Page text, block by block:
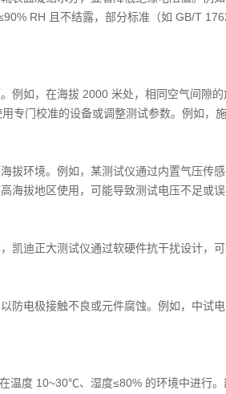
RH 且不结露，部分标准（如 GB/T
例如，在海拔 2000 米处，相同空气间隙
专门校准的设备或调整测试参数。例如，
拔环境。例如，某测试仪通过内置气压传
海拔地区使用，可能导致测试电压不足或误
凯迪正大测试仪通过软硬件抗干扰设计，
防电极接触不良或元件腐蚀。例如，中试
温度 10~30℃、湿度≤80% 的环境中进行